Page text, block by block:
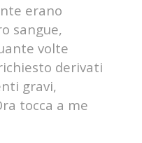
erano
sangue,
volte
derivati
gravi,
tocca a me